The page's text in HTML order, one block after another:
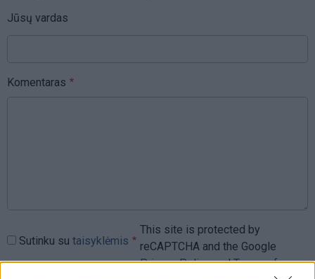
Jūsų vardas
Komentaras
Sutinku su taisyklėmis
This site is protected by
reCAPTCHA and the Google
Privacy PolicyandTerms of